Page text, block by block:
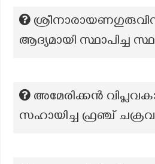
ആദ്യമായി സ്ഥാപിച്ച
അമേരിക്കൻ
സഹായിച്ച ഫ്രഞ്ച്